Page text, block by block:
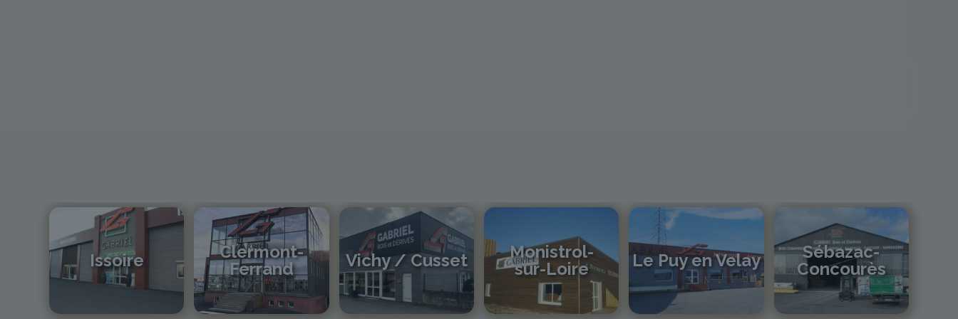
Issoire
Clermont-
Ferrand
04 73 42 18 38
Vichy / Cusset
04 70 97 56 39
cusset@gabriel-sa.fr
Monistrol-
sur-Loire
04 71 61 01 86
Le Puy en Velay
04 71 01 13 30
Sébazac-
Concourès